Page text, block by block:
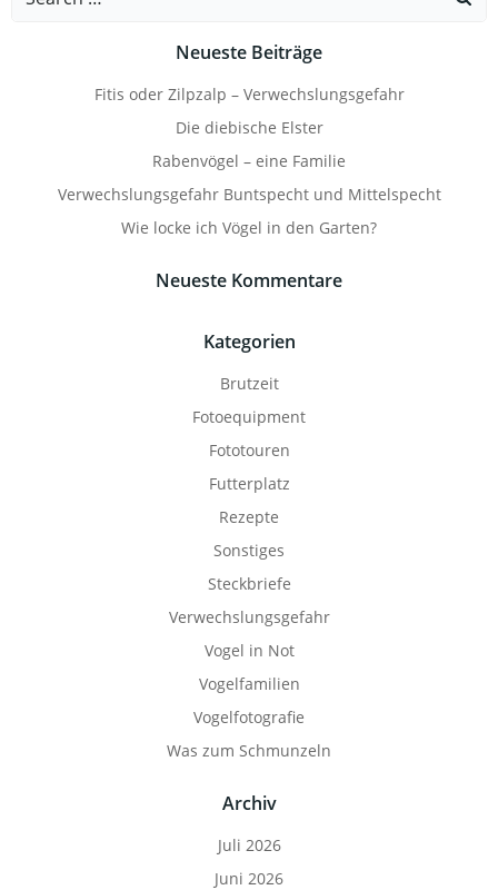
Neueste Beiträge
Fitis oder Zilpzalp – Verwechslungsgefahr
Die diebische Elster
Rabenvögel – eine Familie
Verwechslungsgefahr Buntspecht und Mittelspecht
Wie locke ich Vögel in den Garten?
Neueste Kommentare
Kategorien
Brutzeit
Fotoequipment
Fototouren
Futterplatz
Rezepte
Sonstiges
Steckbriefe
Verwechslungsgefahr
Vogel in Not
Vogelfamilien
Vogelfotografie
Was zum Schmunzeln
Archiv
Juli 2026
Juni 2026